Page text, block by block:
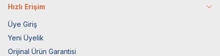
Hızlı Erişim
Üye Giriş
Yeni Üyelik
Orijinal Ürün Garantisi